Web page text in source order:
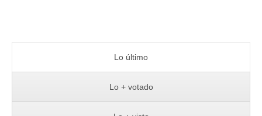
Lo último
Lo + votado